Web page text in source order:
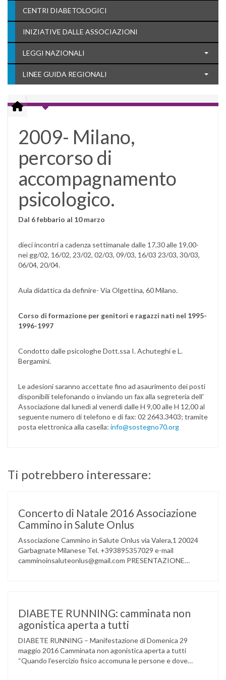
CENTRI DIABETOLOGICI
INIZIATIVE DALLE ASSOCIAZIONI
LEGGI NAZIONALI
LINEE GUIDA REGIONALI
2009- Milano,
percorso di
accompagnamento
psicologico.
Dal 6 febbario al 10 marzo
dieci incontri a cadenza settimanale dalle 17,30 alle 19,00-
nei gg/02, 16/02, 23/02, 02/03, 09/03, 16/03 23/03, 30/03,
06/04, 20/04.
Aula didattica da definire- Via Olgettina, 60 Milano.
Corso di formazione per genitori e ragazzi nati nel 1995-
1996-1997
Condotto dalle psicologhe Dott.ssa I. Achuteghi e L.
Bergamini.
Le adesioni saranno accettate fino ad asaurimento dei posti
disponibili telefonando o inviando un fax alla segreteria dell'
Associazione dal lunedì al venerdì dalle H 9,00 alle H 12,00 al
seguente numero di telefono e di fax: 02 2643.3403; tramite
posta elettronica alla casella: info@sostegno70.org
Ti potrebbero interessare:
Concerto di Natale 2016 Associazione
Cammino in Salute Onlus
Associazione Cammino in Salute Onlus via Valera,1 20024
Garbagnate Milanese Tel. +393895357029 e-mail
camminoinsaluteonlus@gmail.com PRESENTAZIONE
gruppo musicale GROOVY LEMONS di PREGNANA
MILANESE. L’ Associazione …
DIABETE RUNNING: camminata non
agonistica aperta a tutti
DIABETE RUNNING – Manifestazione di Domenica 29
maggio 2016 Camminata non agonistica aperta a tutti
“Quando l’esercizio fisico accomuna le persone e dove